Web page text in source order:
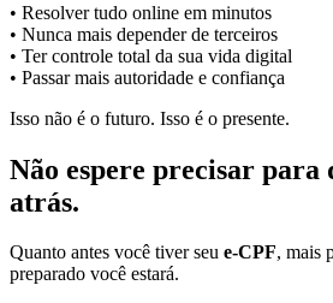
• Resolver tudo online em minutos
• Nunca mais depender de terceiros
• Ter controle total da sua vida digital
• Passar mais autoridade e confiança
Isso não é o futuro. Isso é o presente.
Não espere precisar para
atrás.
Quanto antes você tiver seu e-CPF, mais
preparado você estará.